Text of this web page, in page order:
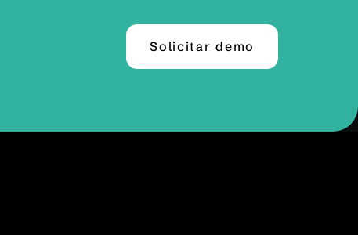
Solicitar demo